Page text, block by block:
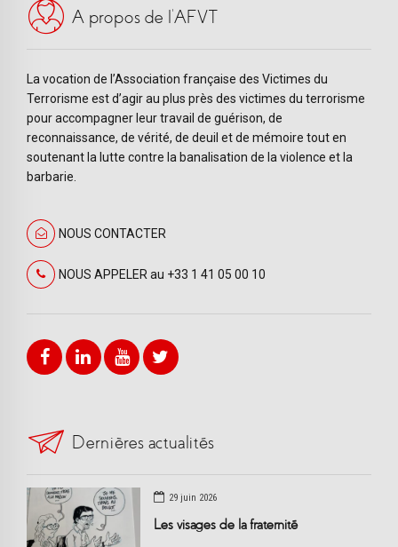
A propos de l’AFVT
La vocation de l’Association française des Victimes du
Terrorisme est d’agir au plus près des victimes du terrorisme
pour accompagner leur travail de guérison, de
reconnaissance, de vérité, de deuil et de mémoire tout en
soutenant la lutte contre la banalisation de la violence et la
barbarie.
NOUS CONTACTER
NOUS APPELER au +33 1 41 05 00 10
Dernières actualités
29 juin 2026
Les visages de la fraternité